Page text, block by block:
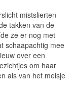
mistslierten
takken van de
ze er nog met
schaapachtig mee
over een
om haar
als van het meisje